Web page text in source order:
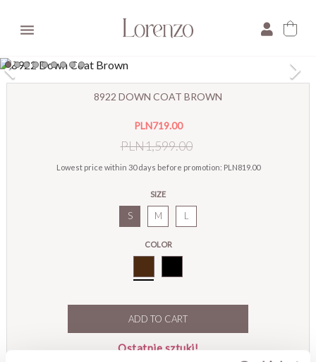

8922 DOWN COAT BROWN
PLN719.00
PLN1,599.00
Lowest price within 30 days before promotion: PLN819.00
SIZE
S M L
COLOR
ADD TO CART
Ostatnie sztuki!